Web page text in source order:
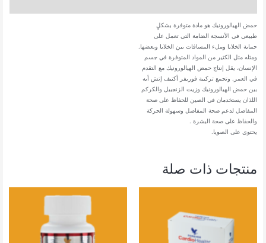
حمض الهيالورونيك هو مادة متوفرة بشكلٍ
طبيعي في الأنسجة الضامة التي تعمل على
حماية الخلايا وملء المسافات بين الخلايا وبعضها.
ومثله مثل الكثير من المواد المتوفرة في جسم
الإنسان، يقل إنتاج حمض الهيالورونيك مع التقدم
في العمر. وتجمع تركيبة فوريفر أكتيف إتش أيه
بين حمض الهيالورونيك وزيت الزنجبيل والكركم
اللذان يستخدمان في الصين للحفاظ على صحة
المفاصل لدعم صحة المفاصل وسهولة الحركة
والحفاظ على صحة البشرة .
يحتوي على الصويا.
منتجات ذات صلة